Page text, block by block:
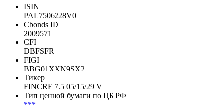
Рег. номер
FCRE0750000529V
ISIN
PAL7506228V0
Cbonds ID
2009571
CFI
DBFSFR
FIGI
BBG01XXN9SX2